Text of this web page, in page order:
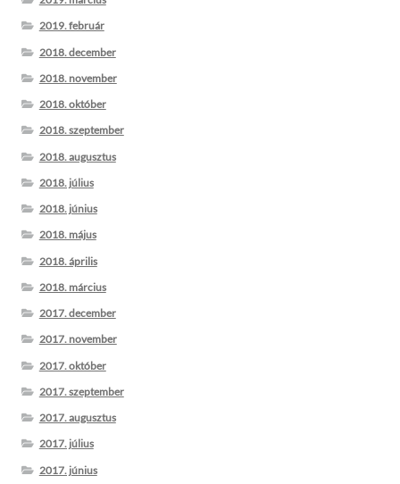
2019. február
2018. december
2018. november
2018. október
2018. szeptember
2018. augusztus
2018. július
2018. június
2018. május
2018. április
2018. március
2017. december
2017. november
2017. október
2017. szeptember
2017. augusztus
2017. július
2017. június